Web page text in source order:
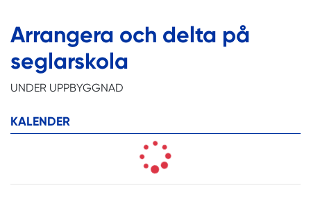
KALENDER
Arrangera och delta på
seglarskola
UNDER UPPBYGGNAD